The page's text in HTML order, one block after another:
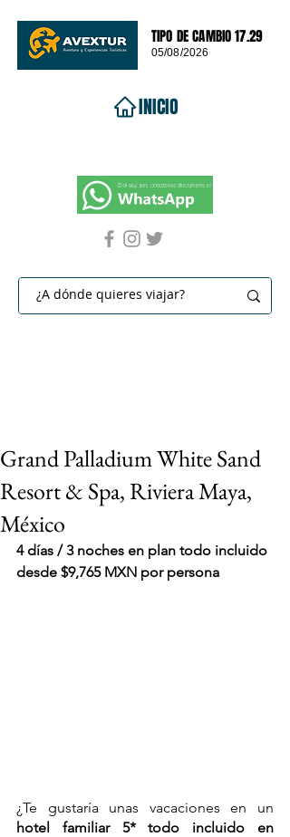
TIPO DE CAMBIO 17.29
05/08/2026
INICIO
Grand Palladium White Sand
Resort & Spa, Riviera Maya,
México
4 días / 3 noches en plan todo incluido
desde $9,765 MXN por persona
hotel familiar 5* todo incluido en